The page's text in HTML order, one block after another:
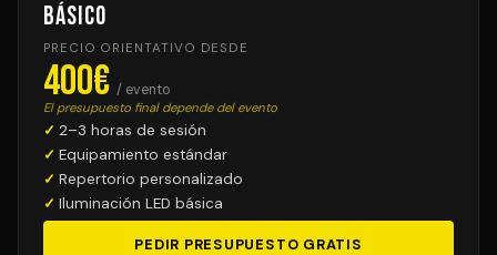
Básico
PRECIO ORIENTATIVO DESDE
400€ / evento
El presupuesto final depende del evento
2–3 horas de sesión
Equipamiento estándar
Repertorio personalizado
Iluminación LED básica
PEDIR PRESUPUESTO GRATIS